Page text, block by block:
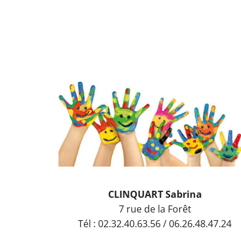
CLINQUART Sabrina
7 rue de la Forêt
Tél : 02.32.40.63.56 / 06.26.48.47.24